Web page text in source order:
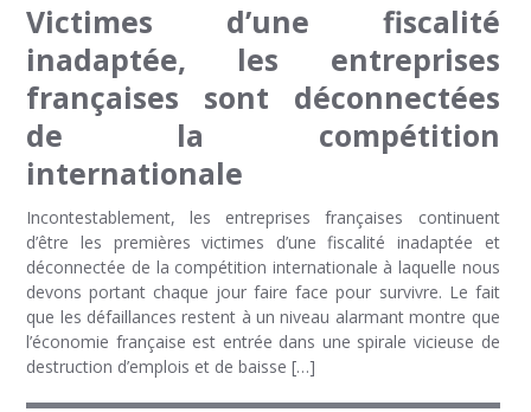
Victimes d’une fiscalité
inadaptée, les entreprises
françaises sont déconnectées
de la compétition
internationale
Incontestablement, les entreprises françaises continuent
d’être les premières victimes d’une fiscalité inadaptée et
déconnectée de la compétition internationale à laquelle nous
devons portant chaque jour faire face pour survivre. Le fait
que les défaillances restent à un niveau alarmant montre que
l’économie française est entrée dans une spirale vicieuse de
destruction d’emplois et de baisse […]